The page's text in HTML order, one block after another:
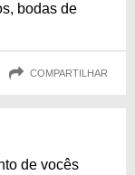
bodas de
COMPARTILHAR
de vocês